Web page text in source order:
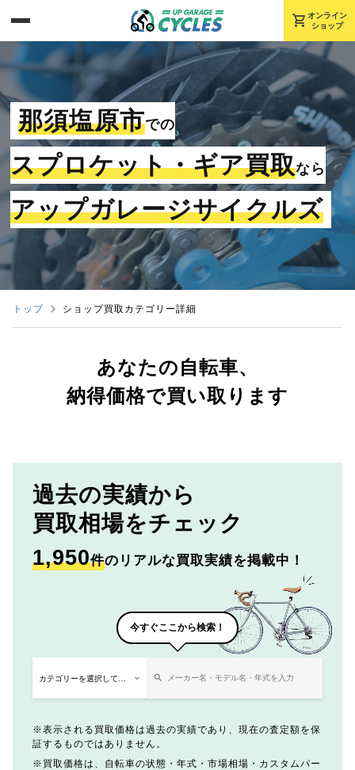
shopping_cart オンライン
ショップ
那須塩原市での
スプロケット・ギア買取なら
アップガレージサイクルズ
トップ ショップ買取カテゴリー詳細
あなたの自転車、
納得価格で買い取ります
過去の実績から
買取相場をチェック
1,950件のリアルな買取実績を掲載中！
今すぐここから検索！
表示される買取価格は過去の実績であり、現在の査定額を保
証するものではありません。
買取価格は、自転車の状態・年式・市場相場・カスタムパー